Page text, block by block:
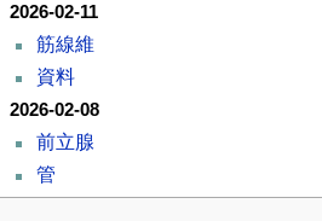
2026-02-11
筋線維
資料
2026-02-08
前立腺
管